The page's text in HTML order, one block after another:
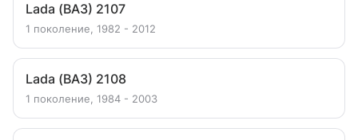
Lada (ВАЗ) 2107
1 поколение, 1982 - 2012
Lada (ВАЗ) 2108
1 поколение, 1984 - 2003